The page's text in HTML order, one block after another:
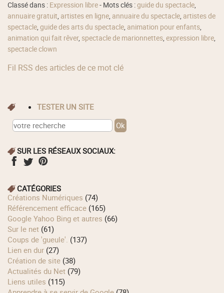
Classé dans : Expression libre- Mots clés :guide du spectacle,
annuaire gratuit, artistes en ligne, annuaire du spectacle, artistes de
spectacle,guide des arts du spectacle, animation pour enfants,
animation qui fait rêver, spectacle de marionnettes,expression libre,
spectacle clown
Fil RSS des articles de ce mot clé
TESTER UN SITE
SUR LES RÉSEAUX SOCIAUX:
CATÉGORIES
Créations Numériques (74)
Référencement efficace (165)
Google Yahoo Bing et autres (66)
Sur le net (61)
Coups de 'gueule'. (137)
Lien en dur (27)
Création de site (38)
Actualités du Net (79)
Liens utiles (115)